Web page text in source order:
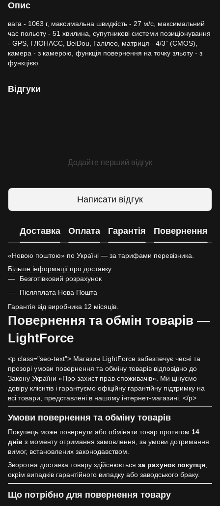
Опис
вага - 1063 г, максимальна швидкість - 27 м/с, максимальний
час польоту - 51 хвилина, супутникові системи позиціонування
- GPS, ГЛОНАСС, BeiDou, Галілео, матриця - 4/3” (CMOS),
камера - з камерою, функція повернення на точку зльоту - з
функцією
Відгуки
Додайте перший відгук
Написати відгук
Доставка Оплата Гарантія Повернення
«Новою поштою» по Україні — за тарифами перевізника.
Більше інформації про доставку
Безготівковий розрахунок
Післяплата Нова Пошта
Гарантія від виробника 12 місяців.
Повернення та обмін товарів —
LightForce
<p class="seo-text"> Магазин LightForce забезпечує чесні та
прозорі умови повернення та обміну товарів відповідно до
Закону України «Про захист прав споживачів». Ми цінуємо
довіру клієнтів і гарантуємо офіційну гарантійну підтримку на
всі товари, представлені в нашому інтернет-магазині. </p>
Умови повернення та обміну товарів
Покупець може повернути або обміняти товар протягом 14
днів з моменту отримання замовлення, за умови дотримання
вимог, встановлених законодавством.
Зворотна доставка товару здійснюється за рахунок покупця,
окрім випадків гарантійного випадку або заводського браку.
Що потрібно для повернення товару